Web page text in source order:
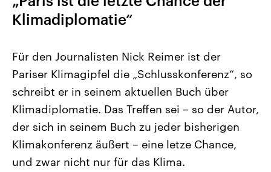
Landtagswahl Sachsen-Anhalt
2026
Alle Informationen
Sachsen-Anhalt wählt am 6.
September 2026 einen neuen
Landtag. Seit 2021 wird das
Bundesland von einer Koalition aus
Umfragen, Prognosen,
USA
Aktuelle Beiträge,
Hintergründe
Wirtschaftlich und
gehören die Vereinigten
den mächtigsten Ländern
mit großem Einfluss auf
Klimadiplomatie“
Für den Journalisten Nick Reimer ist der
Pariser Klimagipfel die „Schlusskonferenz“, so
schreibt er in seinem aktuellen Buch über
Klimadiplomatie. Das Treffen sei – so der Autor,
der sich in seinem Buch zu jeder bisherigen
Klimakonferenz äußert – eine letze Chance,
und zwar nicht nur für das Klima.